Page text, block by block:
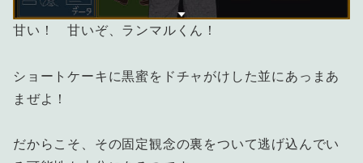
甘い！ 甘いぞ、ランマルくん！
ショートケーキに黒蜜をドチャがけした並にあっまあ
まぜよ！
だからこそ、その固定観念の裏をついて逃げ込んでい